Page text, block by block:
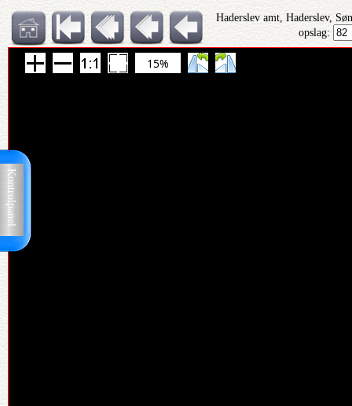
Kontrolpanel
Haderslev amt, Haderslev,
opslag:
15%